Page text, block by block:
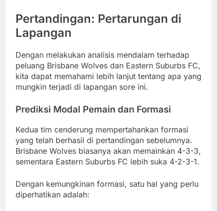
Pertandingan: Pertarungan di
Lapangan
Dengan melakukan analisis mendalam terhadap
peluang Brisbane Wolves dan Eastern Suburbs FC,
kita dapat memahami lebih lanjut tentang apa yang
mungkin terjadi di lapangan sore ini.
Prediksi Modal Pemain dan Formasi
Kedua tim cenderung mempertahankan formasi
yang telah berhasil di pertandingan sebelumnya.
Brisbane Wolves biasanya akan memainkan 4-3-3,
sementara Eastern Suburbs FC lebih suka 4-2-3-1.
Dengan kemungkinan formasi, satu hal yang perlu
diperhatikan adalah: